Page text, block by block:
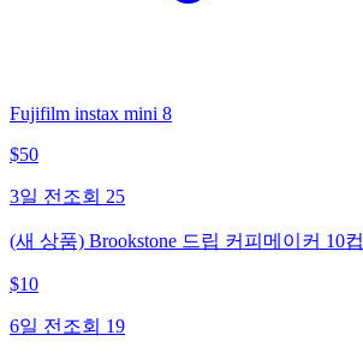
Fujifilm instax mini 8
$50
3일 전 조회 25
(새 상품) Brookstone 드립 커피메이커 10컵
$10
6일 전 조회 19